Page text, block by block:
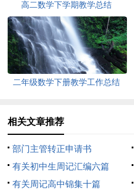
高二数学下学期教学总结
二年级数学下册教学工作总结
相关文章推荐
部门主管转正申请书
有关初中生周记汇编六篇
有关周记高中锦集十篇